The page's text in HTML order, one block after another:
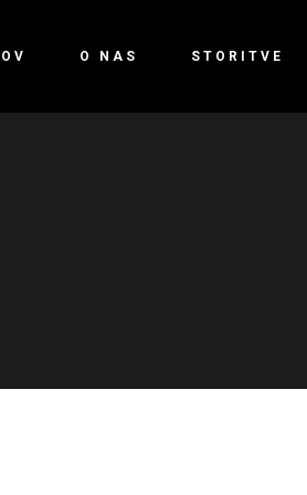
O NAS STORITVE